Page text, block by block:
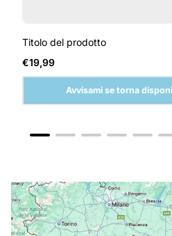
Titolo del prodotto
Prezzo
normale
€19,99
Avvisami se torna